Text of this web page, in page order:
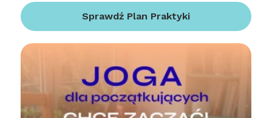
Sprawdź Plan Praktyki